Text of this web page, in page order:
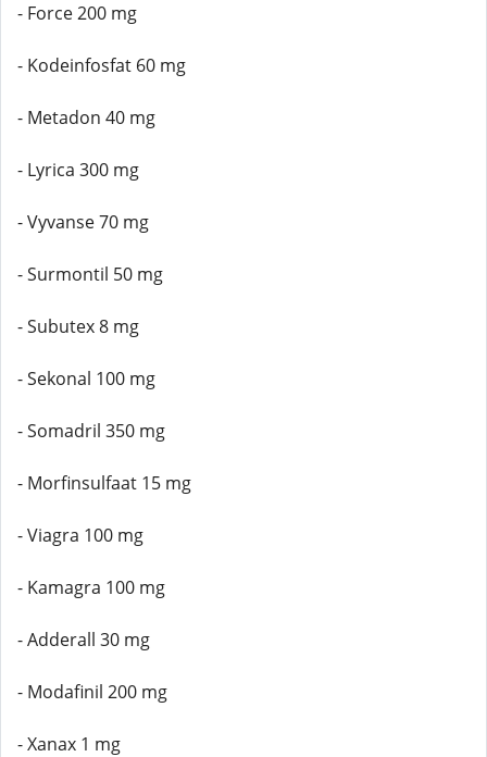
- Force 200 mg
- Kodeinfosfat 60 mg
- Metadon 40 mg
- Lyrica 300 mg
- Vyvanse 70 mg
- Surmontil 50 mg
- Subutex 8 mg
- Sekonal 100 mg
- Somadril 350 mg
- Morfinsulfaat 15 mg
- Viagra 100 mg
- Kamagra 100 mg
- Adderall 30 mg
- Modafinil 200 mg
- Xanax 1 mg